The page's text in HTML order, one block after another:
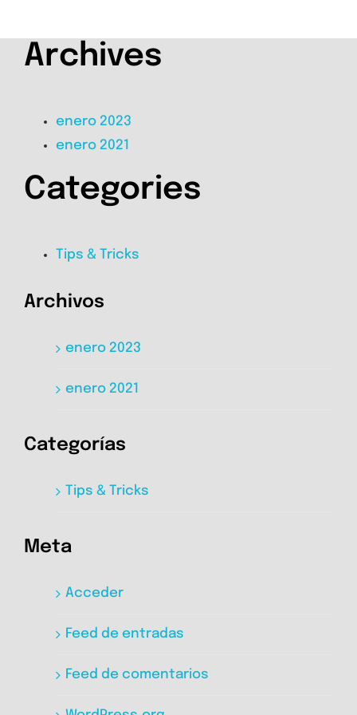
Archives
enero 2023
enero 2021
Categories
Tips & Tricks
Archivos
enero 2023
enero 2021
Categorías
Tips & Tricks
Meta
Acceder
Feed de entradas
Feed de comentarios